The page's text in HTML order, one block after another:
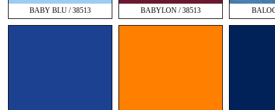
BABY BLU / 38513 BABYLON / 38513